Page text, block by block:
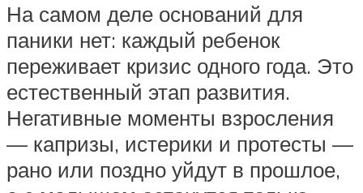
На самом деле оснований для
паники нет: каждый ребенок
переживает кризис одного года. Это
естественный этап развития.
Негативные моменты взросления
— капризы, истерики и протесты —
рано или поздно уйдут в прошлое,